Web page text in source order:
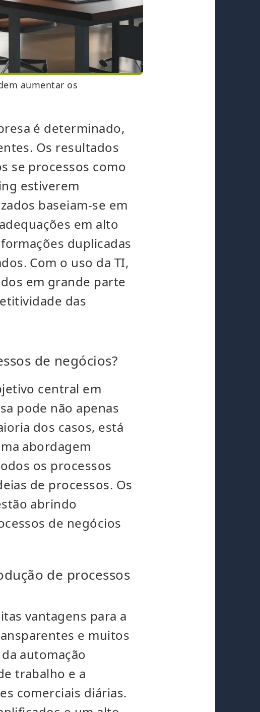
aumentar os
é determinado,
Os resultados
se processos como
estiverem
baseiam-se em
em alto
duplicadas
Com o uso da TI,
em grande parte
das
de negócios?
central em
pode não apenas
dos casos, está
abordagem
os processos
de processos. Os
abrindo
de negócios
de processos
vantagens para a
e muitos
automação
trabalho e a
comerciais diárias.